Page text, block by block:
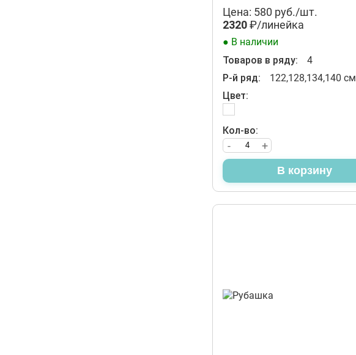
Цена: 580 руб./шт.
2320₽/линейка
● В наличии
Товаров в ряду:
4
Р-й ряд:
122,128,134,140 см
Цвет:
Кол-во:
+
-
В корзину